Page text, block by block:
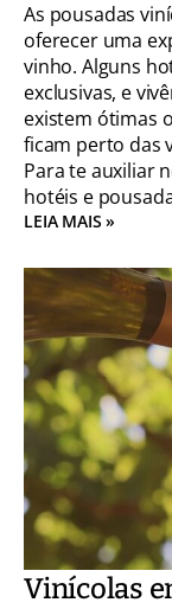
As pousadas
oferecer uma
vinho. Alguns
exclusivas, e
existem ótimas
ficam perto das
Para te auxiliar
hotéis e
LEIA MAIS »
Vinícolas